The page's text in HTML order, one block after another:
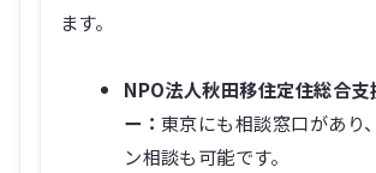
ます。
NPO法人秋田移住定住総合支
ー： 東京にも相談窓口があり
ン相談も可能です。